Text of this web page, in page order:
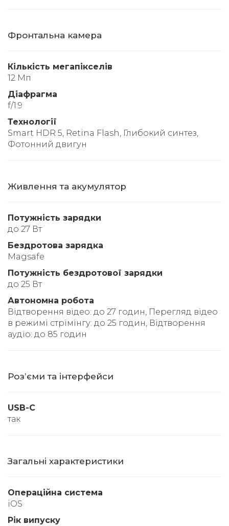
Фронтальна камера
Кількість мегапікселів
12 Мп
Діафрагма
f/1.9
Технології
Smart HDR 5, Retina Flash, Глибокий синтез,
Фотонний двигун
Живлення та акумулятор
Потужність зарядки
до 27 Вт
Бездротова зарядка
Magsafe
Потужність бездротової зарядки
до 25 Вт
Автономна робота
Відтворення відео: до 27 годин, Перегляд відео
в режимі стрімінгу: до 25 годин, Відтворення
аудіо: до 85 годин
Розʼєми та інтерфейси
USB-C
так
Загальні характеристики
Операційна система
iOS
Рік випуску